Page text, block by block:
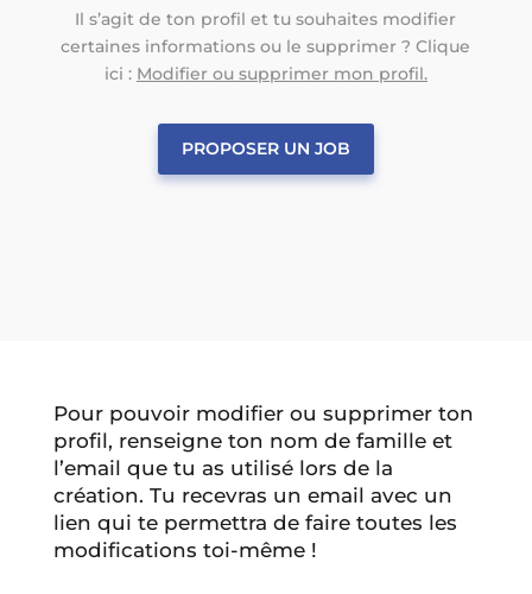
Il s’agit de ton profil et tu souhaites modifier
certaines informations ou le supprimer ? Clique
ici : Modifier ou supprimer mon profil.
PROPOSER UN JOB
Pour pouvoir modifier ou supprimer ton
profil, renseigne ton nom de famille et
l’email que tu as utilisé lors de la
création. Tu recevras un email avec un
lien qui te permettra de faire toutes les
modifications toi-même !